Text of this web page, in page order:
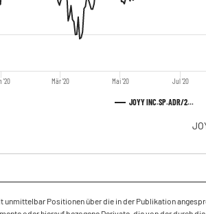
JOYY INC.SP.ADR/2...
'20 Mär '20 Mai '20 Jul '20
unmittelbar Positionen über die in der Publikation